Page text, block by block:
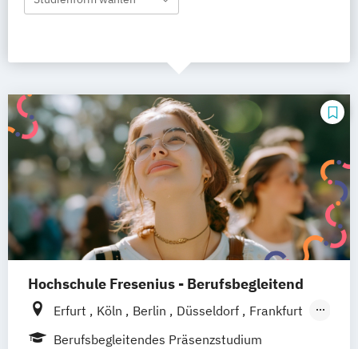
Hochschule Fresenius - Berufsbegleitend
Erfurt Köln Berlin Düsseldorf
Frankfurt
Hamburg
Idstein München
Wiesbaden
Berufsbegleitendes Präsenzstudium